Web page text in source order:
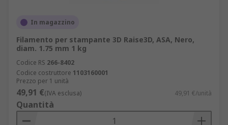
In magazzino
Filamento per stampante 3D Raise3D, ASA, Nero,
diam. 1.75 mm 1 kg
Codice RS 266-8402
Codice costruttore 1103160001
Prezzo per 1 unità
49,91 €(IVA esclusa) 49,91 €/unità
Quantità